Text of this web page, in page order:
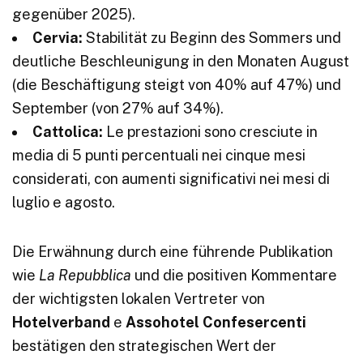
gegenüber 2025).
Cervia: Stabilität zu Beginn des Sommers und
deutliche Beschleunigung in den Monaten August
(die Beschäftigung steigt von 40% auf 47%) und
September (von 27% auf 34%).
Cattolica: Le prestazioni sono cresciute in
media di 5 punti percentuali nei cinque mesi
considerati, con aumenti significativi nei mesi di
luglio e agosto.
Die Erwähnung durch eine führende Publikation
wie La Repubblica und die positiven Kommentare
der wichtigsten lokalen Vertreter von
Hotelverband e Assohotel Confesercenti
bestätigen den strategischen Wert der